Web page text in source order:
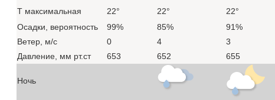
T максимальная 22° 22° 22°
Осадки, вероятность
99% 85% 91%
Ветер, м/с
0 4 3
Давление, мм рт.ст
653 652 655
Ночь